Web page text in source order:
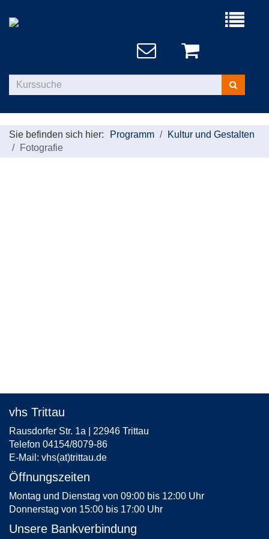
Menü
Kurse
suchen
Sie befinden sich hier: Programm
Kultur und Gestalten
Fotografie
vhs Trittau
Rausdorfer Str. 1a | 22946 Trittau
Telefon 04154/8079-86
E-Mail: vhs(at)trittau.de
Öffnungszeiten
Montag und Dienstag von 09:00 bis 12:00 Uhr
Donnerstag von 15:00 bis 17:00 Uhr
Unsere Bankverbindung